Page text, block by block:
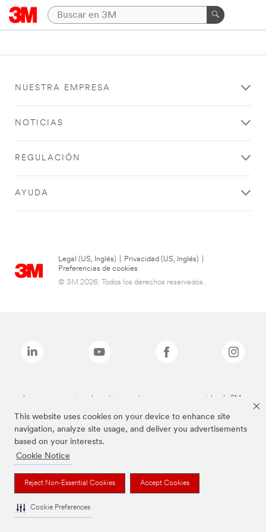
This website uses cookies on your device to enhance site
navigation, analyze site usage, and deliver you advertisements
based on your interests.
Cookie Notice
Reject Non-Essential Cookies Accept Cookies
Cookie Preferences
NUESTRA EMPRESA
NOTICIAS
REGULACIÓN
AYUDA
Legal (US, Inglés) Privacidad (US, Inglés)
Preferencias de cookies
© 3M 2026. Todos los derechos reservados..
Las marcas mencionadas anteriormente son marcas comerciales de 3M.